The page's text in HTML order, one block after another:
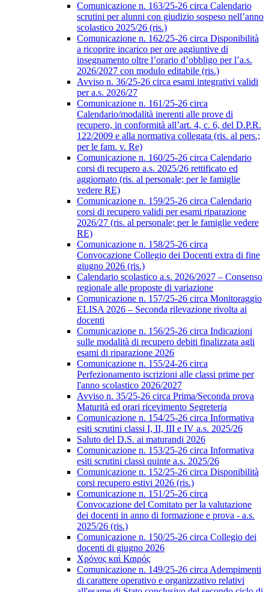
Comunicazione n. 163/25-26 circa Calendario
scrutini per alunni con giudizio sospeso nell’anno
scolastico 2025/26 (ris.)
Comunicazione n. 162/25-26 circa Disponibilità
a ricoprire incarico per ore aggiuntive di
insegnamento oltre l’orario d’obbligo per l’a.s.
2026/2027 con modulo editabile (ris.)
Avviso n. 36/25-26 circa esami integrativi validi
per a.s. 2026/27
Comunicazione n. 161/25-26 circa
Calendario/modalità inerenti alle prove di
recupero, in conformità all’art. 4, c. 6, del D.P.R.
122/2009 e alla normativa collegata (ris. al pers.;
per le fam. v. Re)
Comunicazione n. 160/25-26 circa Calendario
corsi di recupero a.s. 2025/26 rettificato ed
aggiornato (ris. al personale; per le famiglie
vedere RE)
Comunicazione n. 159/25-26 circa Calendario
corsi di recupero validi per esami riparazione
2026/27 (ris. al personale; per le famiglie vedere
RE)
Comunicazione n. 158/25-26 circa
Convocazione Collegio dei Docenti extra di fine
giugno 2026 (ris.)
Calendario scolastico a.s. 2026/2027 – Consenso
regionale alle proposte di variazione
Comunicazione n. 157/25-26 circa Monitoraggio
ELISA 2026 – Seconda rilevazione rivolta ai
docenti
Comunicazione n. 156/25-26 circa Indicazioni
sulle modalità di recupero debiti finalizzata agli
esami di riparazione 2026
Comunicazione n. 155/24-26 circa
Perfezionamento iscrizioni alle classi prime per
l'anno scolastico 2026/2027
Avviso n. 35/25-26 circa Prima/Seconda prova
Maturità ed orari ricevimento Segreteria
Comunicazione n. 154/25-26 circa Informativa
esiti scrutini classi I, II, III e IV a.s. 2025/26
Saluto del D.S. ai maturandi 2026
Comunicazione n. 153/25-26 circa Informativa
esiti scrutini classi quinte a.s. 2025/26
Comunicazione n. 152/25-26 circa Disponibilità
corsi recupero estivi 2026 (ris.)
Comunicazione n. 151/25-26 circa
Convocazione del Comitato per la valutazione
dei docenti in anno di formazione e prova - a.s.
2025/26 (ris.)
Comunicazione n. 150/25-26 circa Collegio dei
docenti di giugno 2026
Χρόνος καὶ Καιρός
Comunicazione n. 149/25-26 circa Adempimenti
di carattere operativo e organizzativo relativi